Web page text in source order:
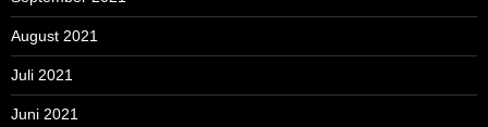
August 2021
Juli 2021
Juni 2021